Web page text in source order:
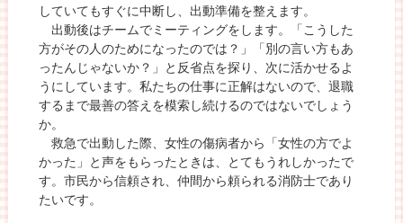
していてもすぐに中断し、出動準備を整えます。
出動後はチームでミーティングをします。「こうした
方がその人のためになったのでは？」「別の言い方もあ
ったんじゃないか？」と反省点を探り、次に活かせるよ
うにしています。私たちの仕事に正解はないので、退職
するまで最善の答えを模索し続けるのではないでしょう
か。
救急で出動した際、女性の傷病者から「女性の方でよ
かった」と声をもらったときは、とてもうれしかったで
す。市民から信頼され、仲間から頼られる消防士であり
たいです。